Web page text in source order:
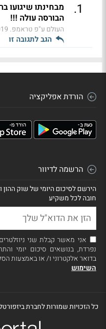
1
.
מבחינתו שיגועו
הבורסה עולה !!!
העולם ע"פ טראמפ.
הגב לתגובה זו
הורדת אפליקציה
הרשמה לדיוור
הירשם לסיכום היומי של שוק ההון
חובה לכל משקיע
אני מאשר קבלת שני
נפרדת, בנושאים סיכום יומי
בדואר אלקטרוני ו/ או באמצעות
השימוש
כל הזכויות שמורות לחברת